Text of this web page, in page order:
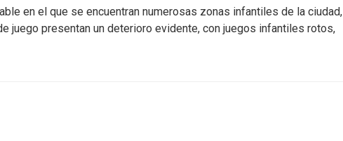
en el que se encuentran numerosas zonas infantiles de la ciudad,
juego presentan un deterioro evidente, con juegos infantiles rotos,